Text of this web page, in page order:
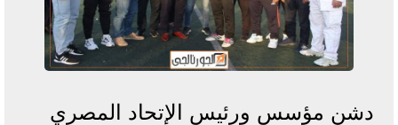
دشن مؤسس ورئيس الإتحاد المصري